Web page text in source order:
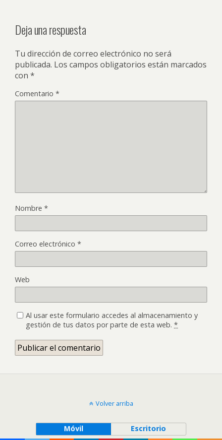
Deja una respuesta
Tu dirección de correo electrónico no será
publicada. Los campos obligatorios están marcados
con *
Comentario *
Nombre *
Correo electrónico *
Web
Al usar este formulario accedes al almacenamiento y
gestión de tus datos por parte de esta web. *
Volver arriba
Móvil Escritorio